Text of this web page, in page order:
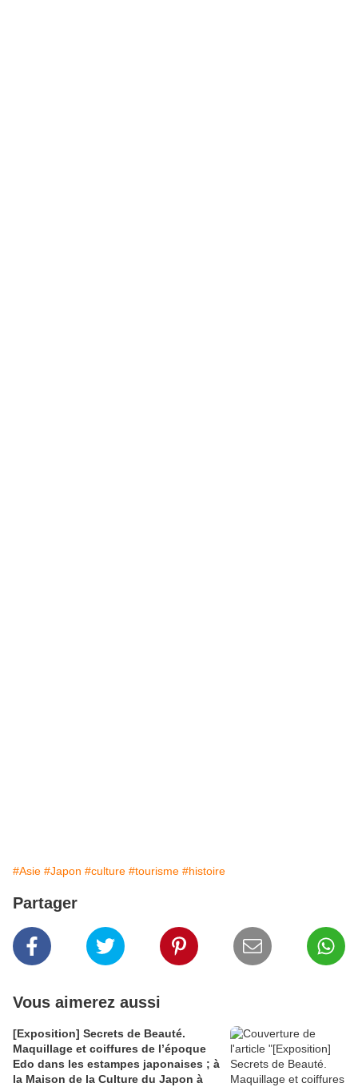
#Asie #Japon #culture #tourisme #histoire
Partager
Vous aimerez aussi
[Exposition] Secrets de Beauté.
Maquillage et coiffures de l’époque
Edo dans les estampes japonaises ; à
la Maison de la Culture du Japon à